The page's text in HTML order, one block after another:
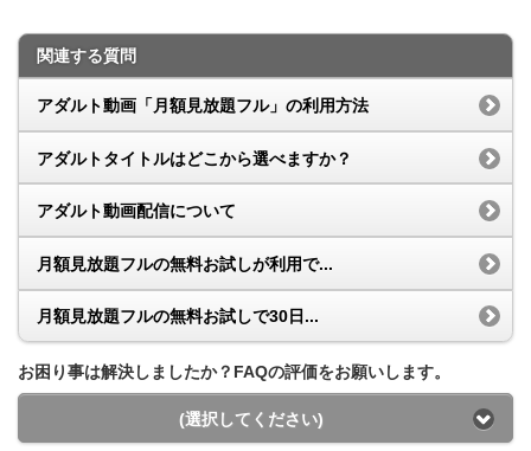
関連する質問
アダルト動画「月額見放題フル」の利用方法
アダルトタイトルはどこから選べますか？
アダルト動画配信について
月額見放題フルの無料お試しが利用で...
月額見放題フルの無料お試しで30日...
お困り事は解決しましたか？FAQの評価をお願いします。
(選択してください)